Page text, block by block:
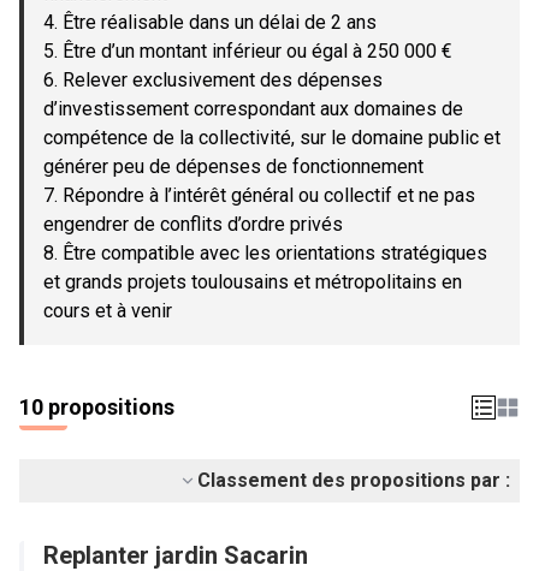
4. Être réalisable dans un délai de 2 ans
5. Être d’un montant inférieur ou égal à 250 000 €
6. Relever exclusivement des dépenses
d’investissement correspondant aux domaines de
compétence de la collectivité, sur le domaine public et
générer peu de dépenses de fonctionnement
7. Répondre à l’intérêt général ou collectif et ne pas
engendrer de conflits d’ordre privés
8. Être compatible avec les orientations stratégiques
et grands projets toulousains et métropolitains en
cours et à venir
10 propositions
Classement des propositions par :
Replanter jardin Sacarin